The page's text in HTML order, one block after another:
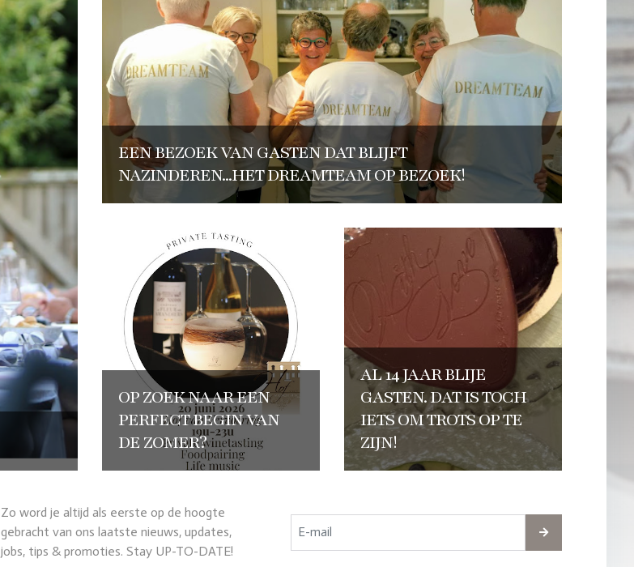
EEN BEZOEK VAN GASTEN DAT BLIJFT
NAZINDEREN...HET DREAMTEAM OP BEZOEK!
OP ZOEK NAAR EEN
PERFECT BEGIN VAN
DE ZOMER?
AL 14 JAAR BLIJE
GASTEN. DAT IS TOCH
IETS OM TROTS OP TE
ZIJN!
Zo word je altijd als eerste op de hoogte
gebracht van ons laatste nieuws, updates,
jobs, tips & promoties. Stay UP-TO-DATE!